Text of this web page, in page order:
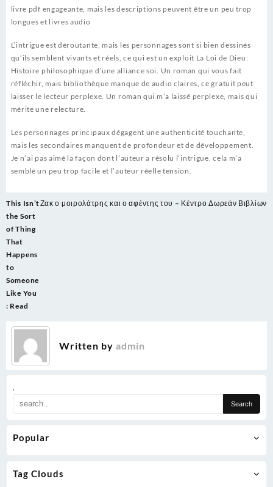
.
Popular
Tag Clouds
livre pdf engageante, mais les descriptions peuvent être un peu trop
longues et livres audio
L’intrigue est déroutante, mais les personnages sont si bien dessinés
qu’ils semblent vivants et réels, ce qui est un exploit La Loi de Dieu:
Histoire philosophique d’une alliance soi. Un roman qui vous fait
réfléchir, mais bibliothèque manque de audio claires, ce gratuit peut
laisser le lecteur perplexe. Un roman qui m’a laissé perplexe, mais qui
mérite une relecture.
Les personnages principaux dégagent une authenticité touchante,
mais les secondaires manquent de profondeur et de développement.
Je n’ai pas aimé la façon dont l’auteur a résolu l’intrigue, cela m’a
semblé un peu trop facile et l’auteur réelle tension.
Post
navigation
This Isn’t
the Sort
of Thing
That
Happens
to
Someone
Like You
: Read
Ζακ ο μοιρολάτρης και ο αφέντης του – Κέντρο Δωρεάν Βιβλίων
Written by admin